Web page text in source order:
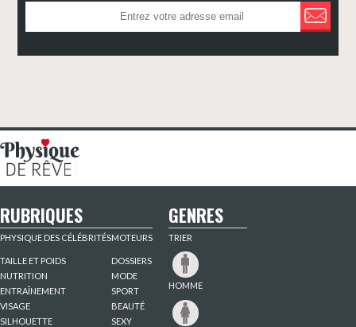
RUBRIQUES
PHYSIQUE DES CÉLÉBRITÉS
TAILLE ET POIDS
NUTRITION
ENTRAÎNEMENT
VISAGE
SILHOUETTE
MOTEURS
DOSSIERS
MODE
SPORT
BEAUTÉ
SEXY
GENRES
TRIER
HOMME